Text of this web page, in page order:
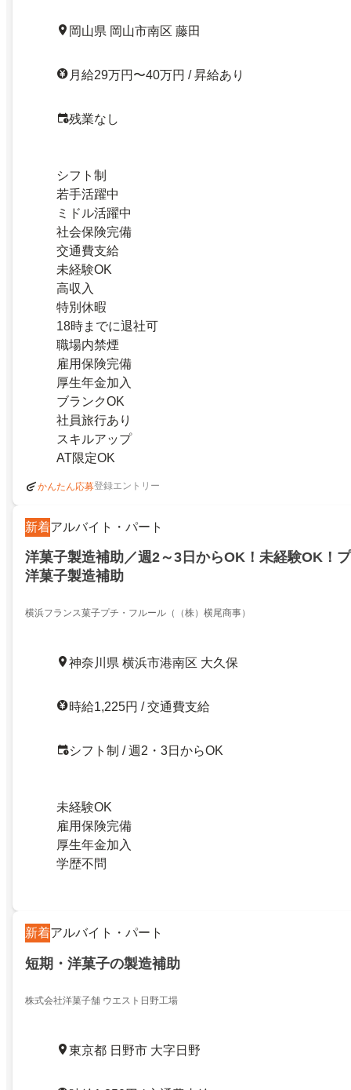
岡山県 岡山市南区 藤田
月給29万円〜40万円 / 昇給あり
残業なし
シフト制
若手活躍中
ミドル活躍中
社会保険完備
交通費支給
未経験OK
高収入
特別休暇
18時までに退社可
職場内禁煙
雇用保険完備
厚生年金加入
ブランクOK
社員旅行あり
スキルアップ
AT限定OK
かんたん応募登録エントリー
新着アルバイト・パート
洋菓子製造補助／週2～3日からOK！未経験OK！
洋菓子製造補助
横浜フランス菓子プチ・フルール（（株）横尾商事）
神奈川県 横浜市港南区 大久保
時給1,225円 / 交通費支給
シフト制 / 週2・3日からOK
未経験OK
雇用保険完備
厚生年金加入
学歴不問
新着アルバイト・パート
短期・洋菓子の製造補助
株式会社洋菓子舗 ウエスト日野工場
東京都 日野市 大字日野